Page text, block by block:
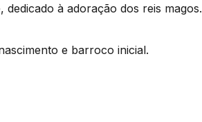
à adoração dos reis magos.
e barroco inicial.